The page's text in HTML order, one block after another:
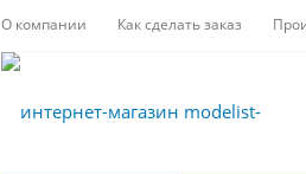
О компании Как сделать заказ